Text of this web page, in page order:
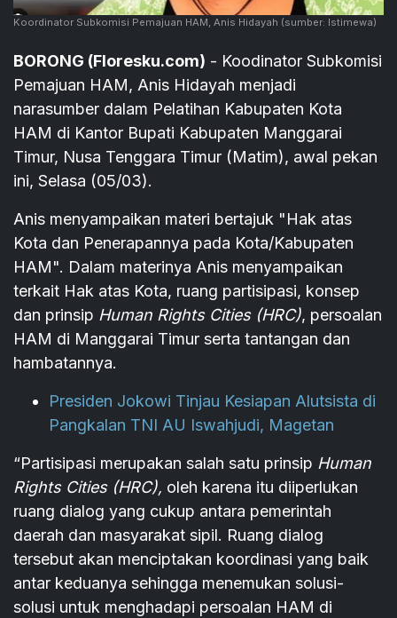
Koordinator Subkomisi Pemajuan HAM, Anis Hidayah (sumber: Istimewa)
BORONG (Floresku.com) - Koodinator Subkomisi
Pemajuan HAM, Anis Hidayah menjadi
narasumber dalam Pelatihan Kabupaten Kota
HAM di Kantor Bupati Kabupaten Manggarai
Timur, Nusa Tenggara Timur (Matim), awal pekan
ini, Selasa (05/03).
Anis menyampaikan materi bertajuk "Hak atas
Kota dan Penerapannya pada Kota/Kabupaten
HAM". Dalam materinya Anis menyampaikan
terkait Hak atas Kota, ruang partisipasi, konsep
dan prinsip Human Rights Cities (HRC), persoalan
HAM di Manggarai Timur serta tantangan dan
hambatannya.
Presiden Jokowi Tinjau Kesiapan Alutsista di
Pangkalan TNI AU Iswahjudi, Magetan
“Partisipasi merupakan salah satu prinsip Human
Rights Cities (HRC), oleh karena itu diiperlukan
ruang dialog yang cukup antara pemerintah
daerah dan masyarakat sipil. Ruang dialog
tersebut akan menciptakan koordinasi yang baik
antar keduanya sehingga menemukan solusi-
solusi untuk menghadapi persoalan HAM di